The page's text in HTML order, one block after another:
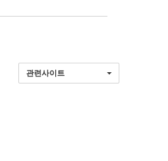
관련사이트